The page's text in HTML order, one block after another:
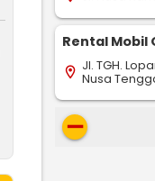
Rental Mobil
location_on Jl. TGH.
Nusa
remove